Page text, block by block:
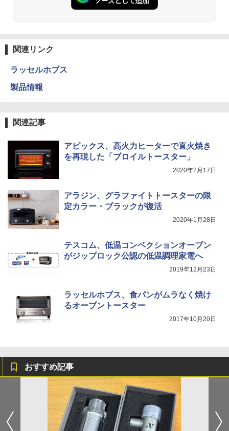
関連リンク
ラッセルホブス
製品情報
関連記事
アピックス、高火力ヒーターで直火焼き
を再現した「ブロイルトースター」
2020年2月17日
アラジン、グラファイトトースターの限
定カラー・ブラックが復活
2020年1月28日
テスコム、低温コンベクションオーブン
がジップロック公認の低温調理家電へ
2019年12月23日
ラッセルホブス、食パンがムラなく焼け
るオーブントースター
2017年10月20日
おすすめ記事